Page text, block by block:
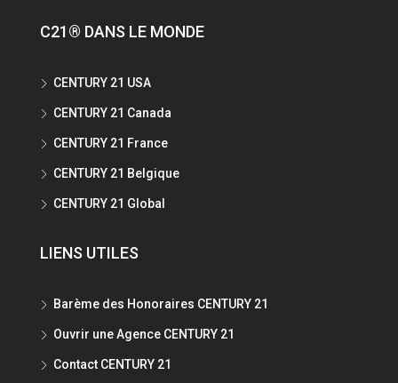
C21® DANS LE MONDE
CENTURY 21 USA
CENTURY 21 Canada
CENTURY 21 France
CENTURY 21 Belgique
CENTURY 21 Global
LIENS UTILES
Barème des Honoraires CENTURY 21
Ouvrir une Agence CENTURY 21
Contact CENTURY 21